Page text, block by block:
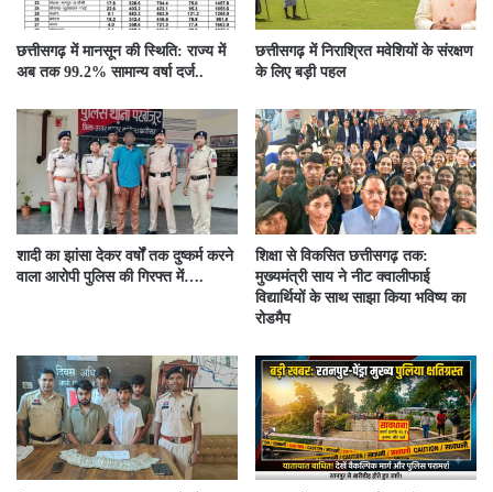
छत्तीसगढ़ में मानसून की स्थिति: राज्य में
अब तक 99.2% सामान्य वर्षा दर्ज..
छत्तीसगढ़ में निराश्रित मवेशियों के संरक्षण
के लिए बड़ी पहल
शादी का झांसा देकर वर्षों तक दुष्कर्म करने
वाला आरोपी पुलिस की गिरफ्त में….
शिक्षा से विकसित छत्तीसगढ़ तक:
मुख्यमंत्री साय ने नीट क्वालीफाई
विद्यार्थियों के साथ साझा किया भविष्य का
रोडमैप